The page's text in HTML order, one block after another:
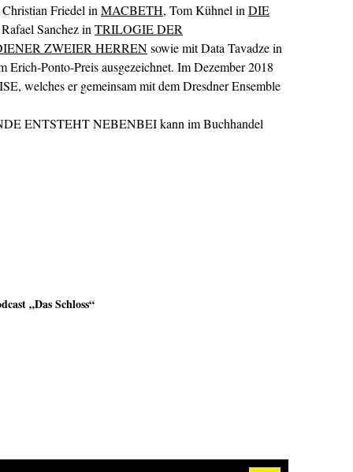
Friedel in MACBETH, Tom Kühnel in DIE
Sanchez in TRILOGIE DER
ZWEIER HERRENsowie mit Data Tavadze in
Erich-Ponto-Preis ausgezeichnet. Im Dezember 2018
welches er gemeinsam mit dem Dresdner Ensemble
ENTSTEHT NEBENBEI kann im Buchhandel
„Das Schloss“